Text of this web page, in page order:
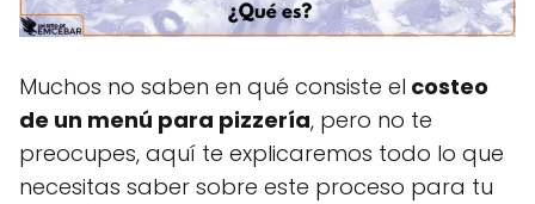
Muchos no saben en qué consiste el costeo
de un menú para pizzería, pero no te
preocupes, aquí te explicaremos todo lo que
necesitas saber sobre este proceso para tu